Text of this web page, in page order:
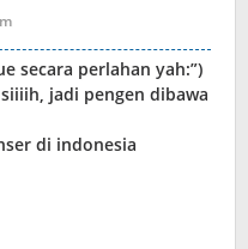
secara perlahan yah:”)
jadi pengen dibawa
di indonesia